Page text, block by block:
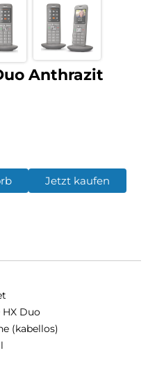
Anthrazit
Jetzt kaufen
HX Duo
(kabellos)